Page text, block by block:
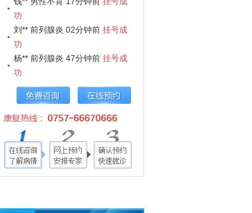
功
刘** 前列腺炎 02分钟前
功
杨** 前列腺炎 47分钟前
功
蒋** 前列腺炎 10分钟前
功
功
朱** 性功能障碍 34分钟前挂号
成功
陈** 生殖整形 22分钟前挂号成
功
功